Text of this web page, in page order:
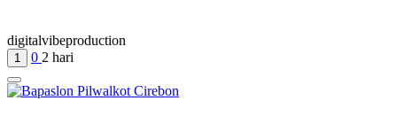
digitalvibeproduction
1 0 2 hari